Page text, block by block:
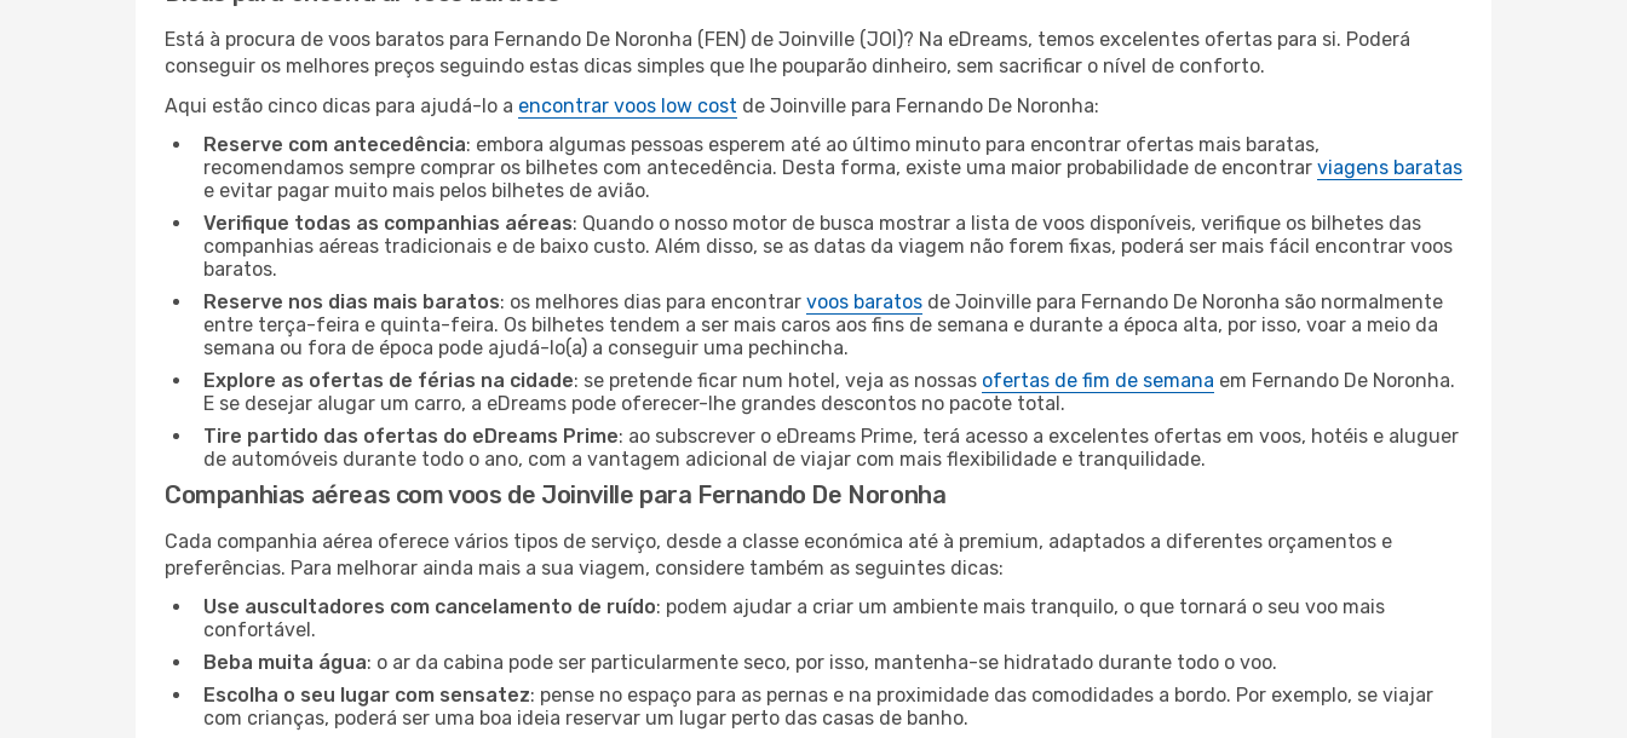
Está à procura de voos baratos para Fernando De Noronha (FEN) de Joinville (JOI)? Na eDreams, temos excelentes ofertas para si. Poderá
conseguir os melhores preços seguindo estas dicas simples que lhe pouparão dinheiro, sem sacrificar o nível de conforto.
Aqui estão cinco dicas para ajudá-lo a encontrar voos low cost de Joinville para Fernando De Noronha:
Reserve com antecedência: embora algumas pessoas esperem até ao último minuto para encontrar ofertas mais baratas,
recomendamos sempre comprar os bilhetes com antecedência. Desta forma, existe uma maior probabilidade de encontrar viagens baratas
e evitar pagar muito mais pelos bilhetes de avião.
Verifique todas as companhias aéreas: Quando o nosso motor de busca mostrar a lista de voos disponíveis, verifique os bilhetes das
companhias aéreas tradicionais e de baixo custo. Além disso, se as datas da viagem não forem fixas, poderá ser mais fácil encontrar voos
baratos.
Reserve nos dias mais baratos: os melhores dias para encontrar voos baratos de Joinville para Fernando De Noronha são normalmente
entre terça-feira e quinta-feira. Os bilhetes tendem a ser mais caros aos fins de semana e durante a época alta, por isso, voar a meio da
semana ou fora de época pode ajudá-lo(a) a conseguir uma pechincha.
Explore as ofertas de férias na cidade: se pretende ficar num hotel, veja as nossas ofertas de fim de semana em Fernando De Noronha.
E se desejar alugar um carro, a eDreams pode oferecer-lhe grandes descontos no pacote total.
Tire partido das ofertas do eDreams Prime: ao subscrever o eDreams Prime, terá acesso a excelentes ofertas em voos, hotéis e aluguer
de automóveis durante todo o ano, com a vantagem adicional de viajar com mais flexibilidade e tranquilidade.
Companhias aéreas com voos de Joinville para Fernando De Noronha
Cada companhia aérea oferece vários tipos de serviço, desde a classe económica até à premium, adaptados a diferentes orçamentos e
preferências. Para melhorar ainda mais a sua viagem, considere também as seguintes dicas:
Use auscultadores com cancelamento de ruído: podem ajudar a criar um ambiente mais tranquilo, o que tornará o seu voo mais
confortável.
Beba muita água: o ar da cabina pode ser particularmente seco, por isso, mantenha-se hidratado durante todo o voo.
Escolha o seu lugar com sensatez: pense no espaço para as pernas e na proximidade das comodidades a bordo. Por exemplo, se viajar
com crianças, poderá ser uma boa ideia reservar um lugar perto das casas de banho.